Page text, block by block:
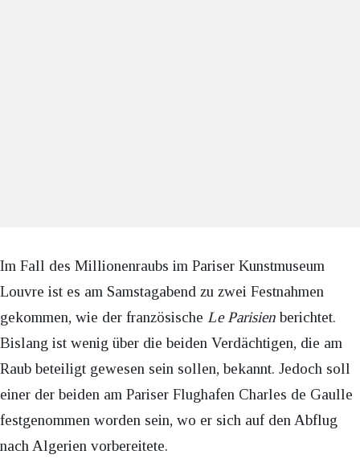
Im Fall des Millionenraubs im Pariser Kunstmuseum
Louvre ist es am Samstagabend zu zwei Festnahmen
gekommen, wie der französische Le Parisienberichtet.
Bislang ist wenig über die beiden Verdächtigen, die am
Raub beteiligt gewesen sein sollen, bekannt. Jedoch soll
einer der beiden am Pariser Flughafen Charles de Gaulle
festgenommen worden sein, wo er sich auf den Abflug
nach Algerien vorbereitete.